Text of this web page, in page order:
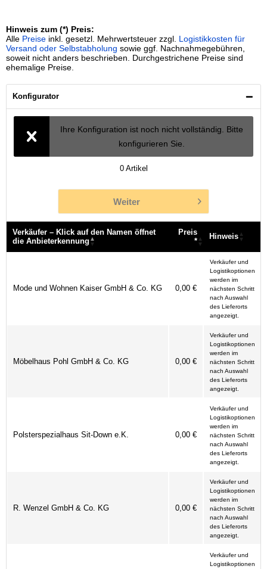
Hinweis zum (*) Preis:
Alle Preise inkl. gesetzl. Mehrwertsteuer zzgl. Logistikkosten für
Versand oder Selbstabholung sowie ggf. Nachnahmegebühren,
soweit nicht anders beschrieben. Durchgestrichene Preise sind
ehemalige Preise.
Konfigurator
Ihre Konfiguration ist noch nicht vollständig. Bitte
konfigurieren Sie.
0 Artikel
Weiter
Verkäufer – Klick auf den Namen öffnet
die Anbieterkennung
Preis
*
Hinweis
Mode und Wohnen Kaiser GmbH & Co. KG 0,00 €
Verkäufer und
Logistikoptionen
werden im
nächsten Schritt
nach Auswahl
des Lieferorts
angezeigt.
Möbelhaus Pohl GmbH & Co. KG 0,00 €
Verkäufer und
Logistikoptionen
werden im
nächsten Schritt
nach Auswahl
des Lieferorts
angezeigt.
Polsterspezialhaus Sit-Down e.K. 0,00 €
Verkäufer und
Logistikoptionen
werden im
nächsten Schritt
nach Auswahl
des Lieferorts
angezeigt.
R. Wenzel GmbH & Co. KG 0,00 €
Verkäufer und
Logistikoptionen
werden im
nächsten Schritt
nach Auswahl
des Lieferorts
angezeigt.
Verkäufer und
Logistikoptionen